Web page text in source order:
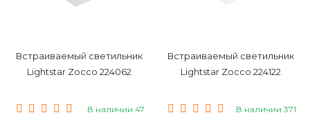
Встраиваемый светильник
Lightstar Zocco 224062
В наличии 47
Встраиваемый светильник
Lightstar Zocco 224122
В наличии 371